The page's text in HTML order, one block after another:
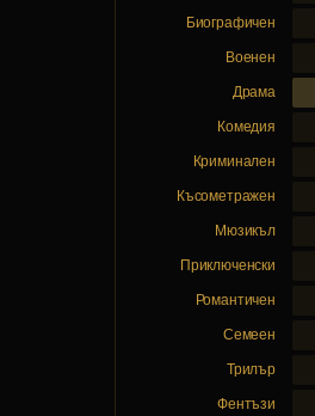
Биографичен
Военен
Драма
Комедия
Криминален
Късометражен
Мюзикъл
Приключенски
Романтичен
Семеен
Трилър
Фентъзи